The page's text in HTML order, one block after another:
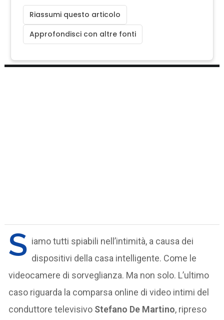
Riassumi questo articolo
Approfondisci con altre fonti
S iamo tutti spiabili nell’intimità, a causa dei
dispositivi della casa intelligente. Come le
videocamere di sorveglianza. Ma non solo. L’ultimo
caso riguarda la comparsa online di video intimi del
conduttore televisivo Stefano De Martino, ripreso